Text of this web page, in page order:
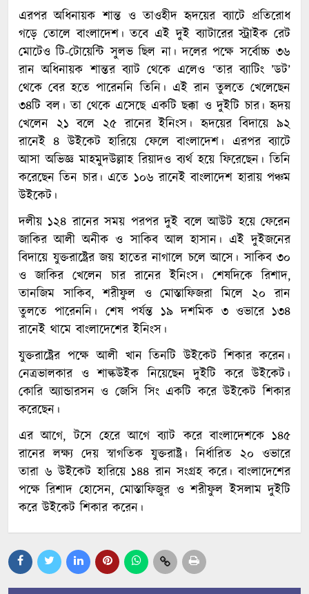
এরপর অধিনায়ক শান্ত ও তাওহীদ হৃদয়ের ব্যাটে প্রতিরোধ
গড়ে তোলে বাংলাদেশ। তবে এই দুই ব্যাটারের স্ট্রাইক রেট
মোটেও টি-টোয়েন্টি সুলভ ছিল না। দলের পক্ষে সর্বোচ্চ ৩৬
রান অধিনায়ক শান্তর ব্যাট থেকে এলেও ‘তার ব্যাটিং ’ডট’
থেকে বের হতে পারেননি তিনি। এই রান তুলতে খেলেছেন
৩৪টি বল। তা থেকে এসেছে একটি ছক্কা ও দুইটি চার। হৃদয়
খেলেন ২১ বলে ২৫ রানের ইনিংস। হৃদয়ের বিদায়ে ৯২
রানেই ৪ উইকেট হারিয়ে ফেলে বাংলাদেশ। এরপর ব্যাটে
আসা অভিজ্ঞ মাহমুদউল্লাহ রিয়াদও ব্যর্থ হয়ে ফিরেছেন। তিনি
করেছেন তিন চার। এতে ১০৬ রানেই বাংলাদেশ হারায় পঞ্চম
উইকেট।
দলীয় ১২৪ রানের সময় পরপর দুই বলে আউট হয়ে ফেরেন
জাকির আলী অনীক ও সাকিব আল হাসান। এই দুইজনের
বিদায়ে যুক্তরাষ্ট্রের জয় হাতের নাগালে চলে আসে। সাকিব ৩০
ও জাকির খেলেন চার রানের ইনিংস। শেষদিকে রিশাদ,
তানজিম সাকিব, শরীফুল ও মোস্তাফিজরা মিলে ২০ রান
তুলতে পারেননি। শেষ পর্যন্ত ১৯ দশমিক ৩ ওভারে ১৩৪
রানেই থামে বাংলাদেশের ইনিংস।
যুক্তরাষ্ট্রের পক্ষে আলী খান তিনটি উইকেট শিকার করেন।
নেত্রভালকার ও শাল্কউইক নিয়েছেন দুইটি করে উইকেট।
কোরি অ্যান্ডারসন ও জেসি সিং একটি করে উইকেট শিকার
করেছেন।
এর আগে, টসে হেরে আগে ব্যাট করে বাংলাদেশকে ১৪৫
রানের লক্ষ্য দেয় স্বাগতিক যুক্তরাষ্ট্র। নির্ধারিত ২০ ওভারে
তারা ৬ উইকেট হারিয়ে ১৪৪ রান সংগ্রহ করে। বাংলাদেশের
পক্ষে রিশাদ হোসেন, মোস্তাফিজুর ও শরীফুল ইসলাম দুইটি
করে উইকেট শিকার করেন।